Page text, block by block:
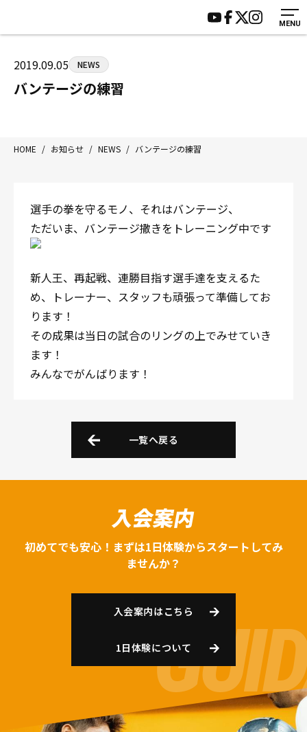
MENU
八王子中屋ボクシングジム
〒192-0072 東京都八王子市南町3-8 第2原嶋ビル1F
営業時間：月〜土 14:00〜22:00 / 日・祝 14:00〜19:00
HOME
ジムについて
トレーニング
入会案内
施設紹介
サポーター募集
2019.09.05 NEWS
バンテージの練習
HOME / お知らせ / NEWS / バンテージの練習
選手の拳を守るモノ、それはバンテージ、
ただいま、バンテージ撒きをトレーニング中です
新人王、再起戦、連勝目指す選手達を支えるた
め、トレーナー、スタッフも頑張って準備してお
ります！
その成果は当日の試合のリングの上でみせていき
ます！
みんなでがんばります！
一覧へ戻る
入会案内
初めてでも安心！まずは1日体験からスタートしてみ
ませんか？
入会案内はこちら
1日体験について